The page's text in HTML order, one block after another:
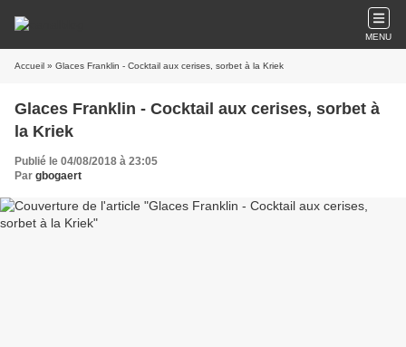
MENU
Accueil » Glaces Franklin - Cocktail aux cerises, sorbet à la Kriek
Glaces Franklin - Cocktail aux cerises, sorbet à
la Kriek
Publié le 04/08/2018 à 23:05
Par gbogaert